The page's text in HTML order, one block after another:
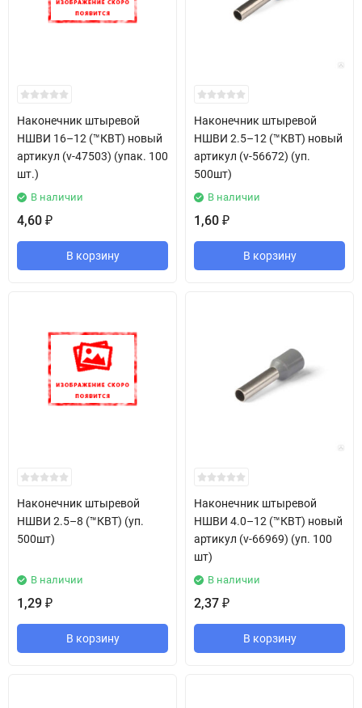
Наконечник штыревой
НШВИ 16–12 (™КВТ) новый
артикул (v-47503) (упак. 100
шт.)
В наличии
4,60 ₽
В корзину
Наконечник штыревой
НШВИ 2.5–12 (™КВТ) новый
артикул (v-56672) (уп.
500шт)
В наличии
1,60 ₽
В корзину
Наконечник штыревой
НШВИ 2.5–8 (™КВТ) (уп.
500шт)
В наличии
1,29 ₽
В корзину
Наконечник штыревой
НШВИ 4.0–12 (™КВТ) новый
артикул (v-66969) (уп. 100
шт)
В наличии
2,37 ₽
В корзину